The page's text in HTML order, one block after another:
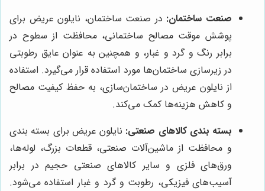
صنعت ساختمان: در صنعت ساختمان، نایلون عریض برای
پوشش موقت مصالح ساختمانی، محافظت از سطوح در
برابر رنگ و گرد و غبار، و همچنین به عنوان عایق رطوبتی
در زیرسازی ساختمان‌ها مورد استفاده قرار می‌گیرد. استفاده
از نایلون عریض در ساختمان‌سازی، به حفظ کیفیت مصالح
و کاهش هزینه‌ها کمک می‌کند.
بسته بندی کالاهای صنعتی: نایلون عریض برای بسته بندی
و محافظت از ماشین‌آلات صنعتی، قطعات بزرگ، لوله‌ها،
ورق‌های فلزی و سایر کالاهای صنعتی حجیم در برابر
آسیب‌های فیزیکی، رطوبت و گرد و غبار استفاده می‌شود.